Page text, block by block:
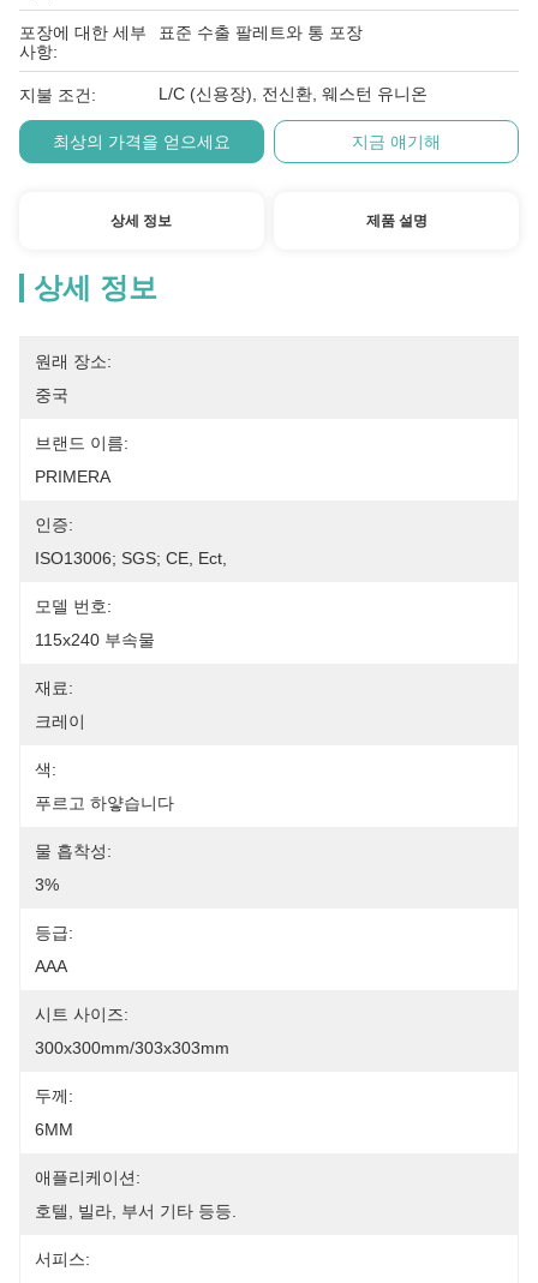
포장에 대한 세부
사항:
표준 수출 팔레트와 통 포장
지불 조건: L/C (신용장), 전신환, 웨스턴 유니온
최상의 가격을 얻으세요 지금 얘기해
상세 정보 제품 설명
상세 정보
원래 장소:
중국
브랜드 이름:
PRIMERA
인증:
ISO13006; SGS; CE, Ect,
모델 번호:
115x240 부속물
재료:
크레이
색:
푸르고 하얗습니다
물 흡착성:
3%
등급:
AAA
시트 사이즈:
300x300mm/303x303mm
두께:
6MM
애플리케이션:
호텔, 빌라, 부서 기타 등등.
서피스: